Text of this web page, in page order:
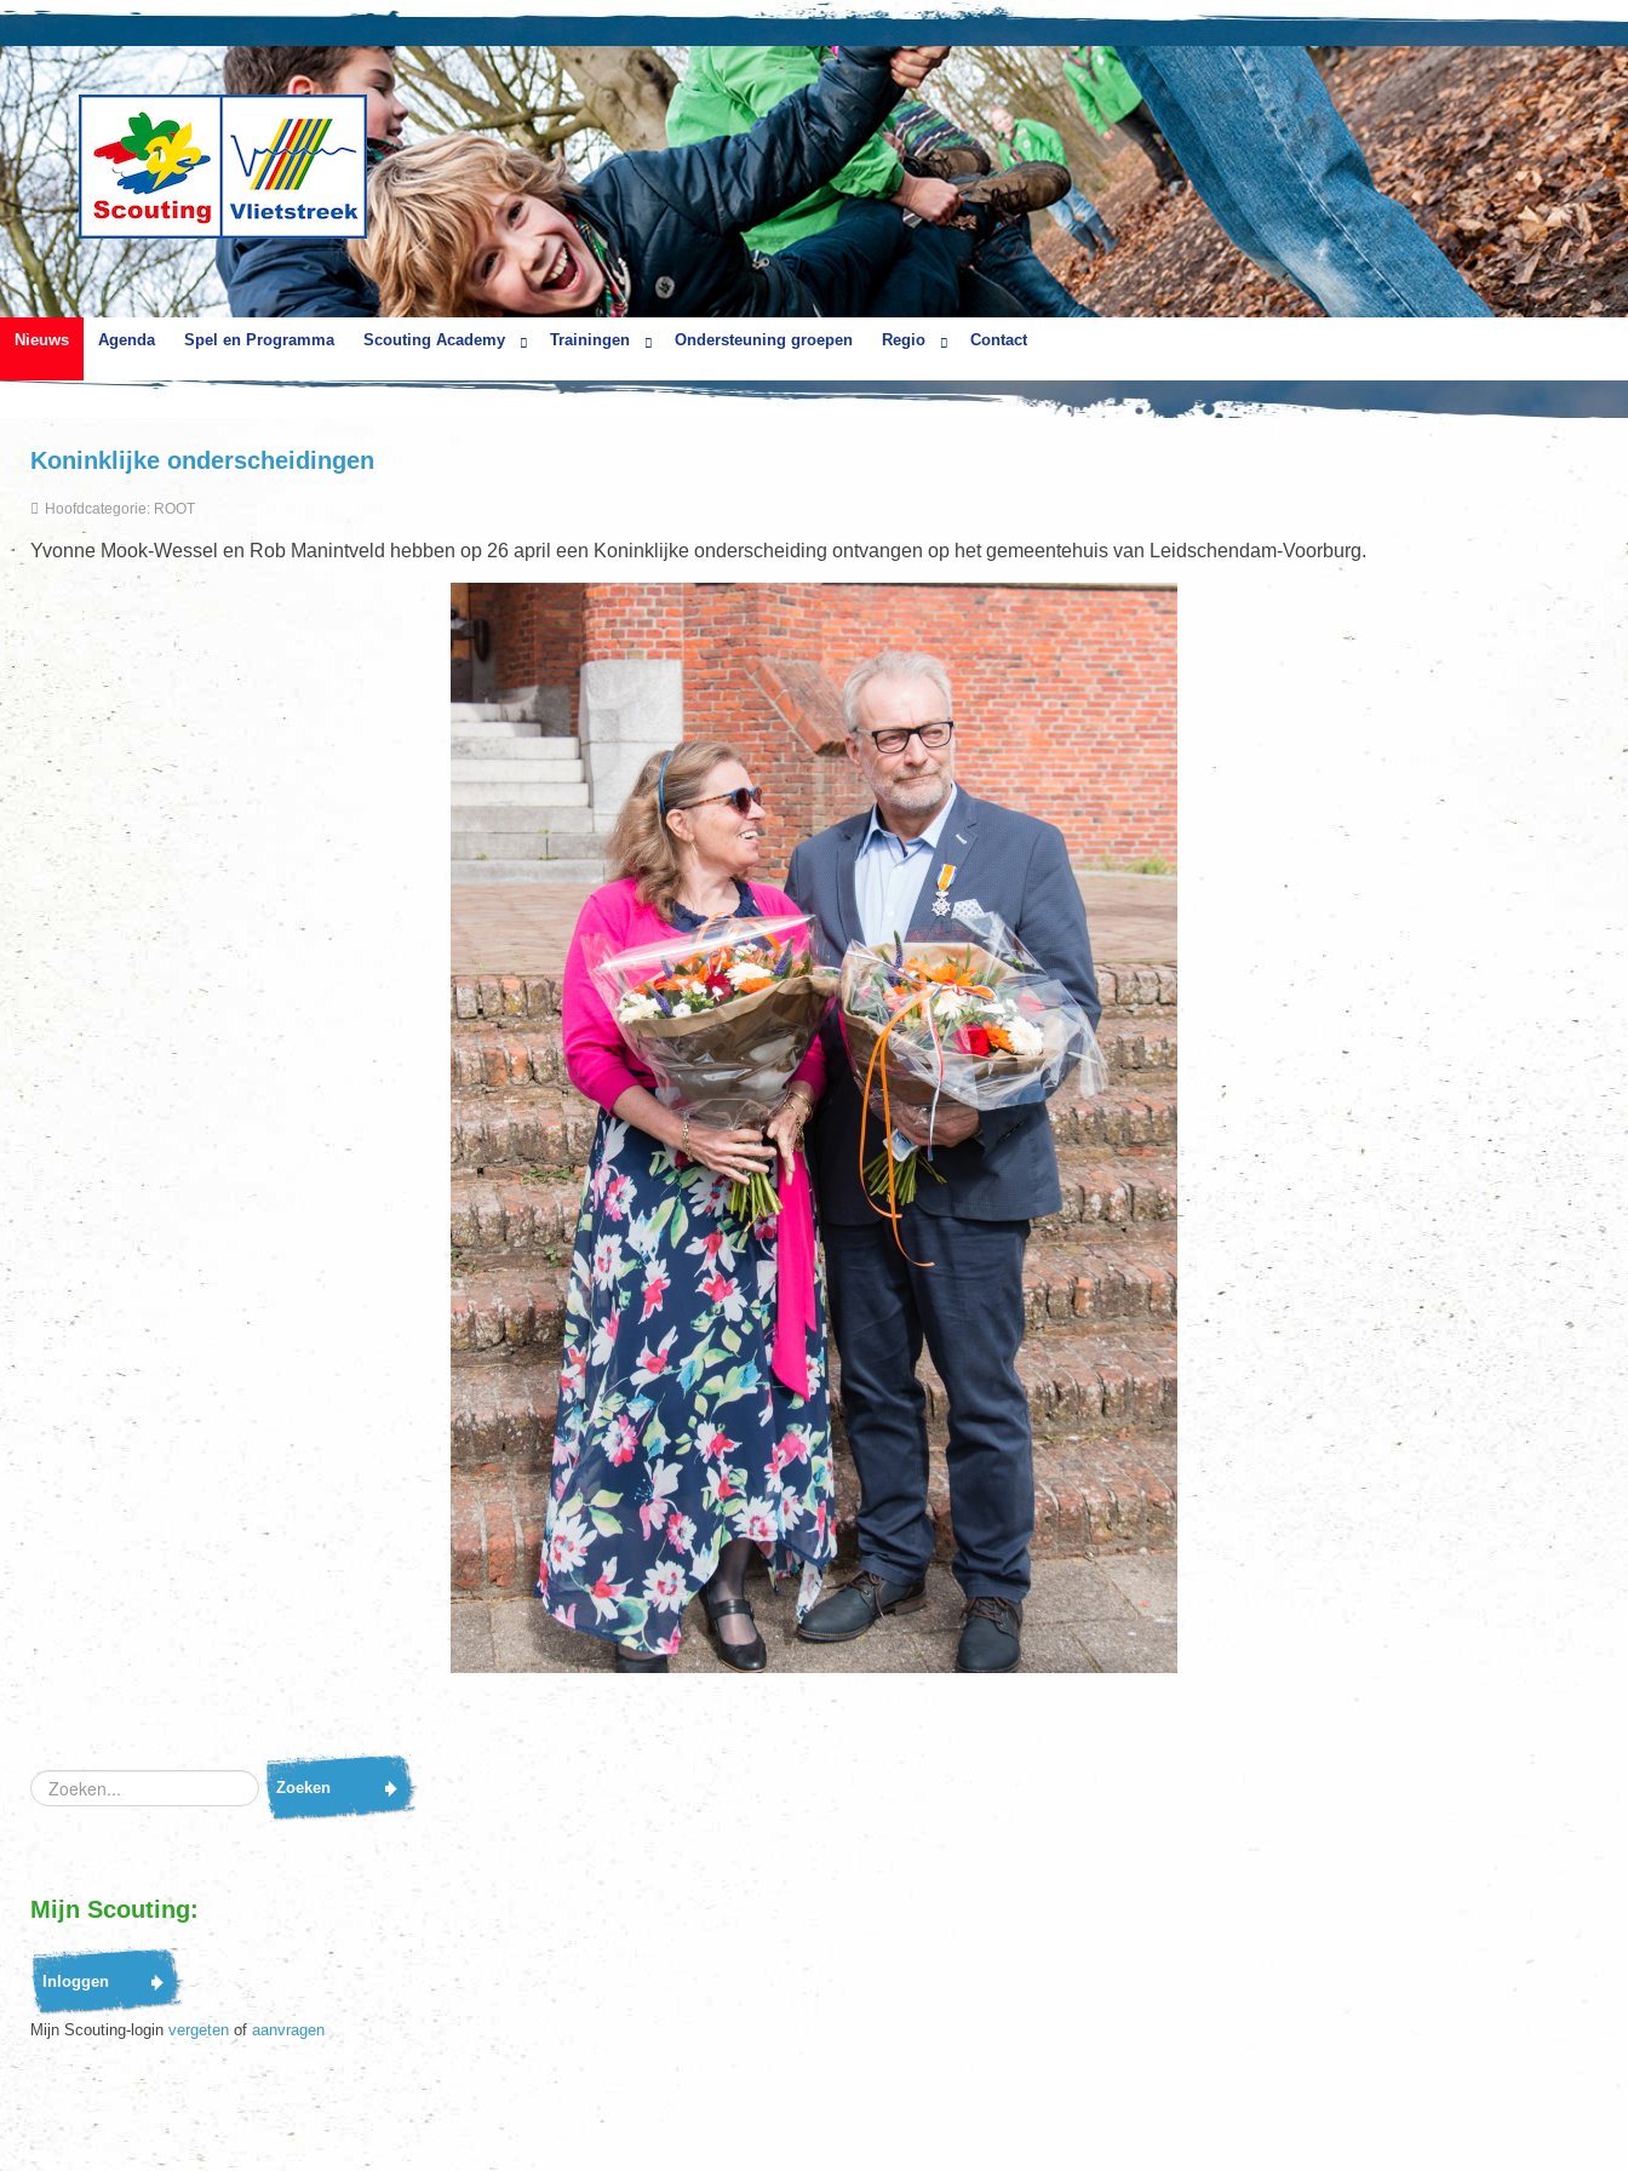
Nieuws Agenda Spel en Programma Scouting Academy Trainingen Ondersteuning groepen Regio Contact
Koninklijke onderscheidingen
Hoofdcategorie: ROOT
Yvonne Mook-Wessel en Rob Manintveld hebben op 26 april een Koninklijke onderscheiding ontvangen op het gemeentehuis van Leidschendam-Voorburg.
Zoeken
Mijn Scouting:
Mijn Scouting-login vergeten ofaanvragen